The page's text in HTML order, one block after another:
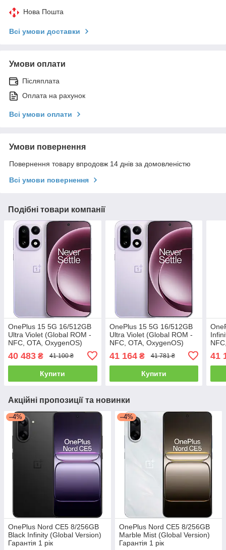
Нова Пошта
Всі умови доставки
Умови оплати
Післяплата
Оплата на рахунок
Всі умови оплати
Умови повернення
Повернення товару впродовж 14 днів за домовленістю
Всі умови повернення
Подібні товари компанії
OnePlus 15 5G 16/512GB
Ultra Violet (Global ROM -
NFC, OTA, OxygenOS)
40 483 ₴ 41 100 ₴
Купити
OnePlus 15 5G 16/512GB
Ultra Violet (Global ROM -
NFC, OTA, OxygenOS)
Гарантія 1 рік (*CPA -3%
Знижка)_L
41 164₴ 41 781 ₴
Купити
41
Акційні пропозиції та новинки
–4%
OnePlus Nord CE5 8/256GB
Black Infinity (Global Version)
Гарантія 1 рік
–4%
OnePlus Nord CE5 8/256GB
Marble Mist (Global Version)
Гарантія 1 рік